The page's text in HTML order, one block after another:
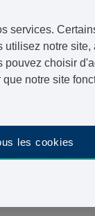
enceintes ou
ou écrasés.
Regaine pour
services.
utilisez notre site,
pouvez choisir
notre site
les cookies